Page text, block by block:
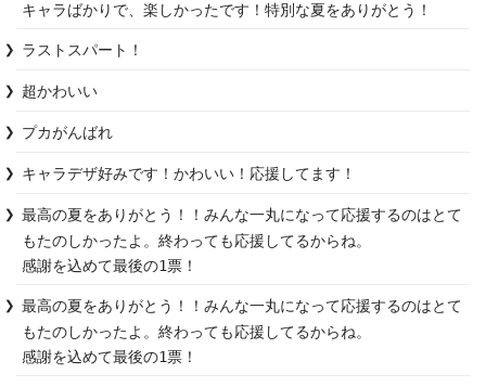
キャラばかりで、楽しかったです！特別な夏をありがとう！
ラストスパート！
超かわいい
プカがんばれ
キャラデザ好みです！かわいい！応援してます！
最高の夏をありがとう！！みんな一丸になって応援するのはとて
もたのしかったよ。終わっても応援してるからね。
感謝を込めて最後の1票！
最高の夏をありがとう！！みんな一丸になって応援するのはとて
もたのしかったよ。終わっても応援してるからね。
感謝を込めて最後の1票！